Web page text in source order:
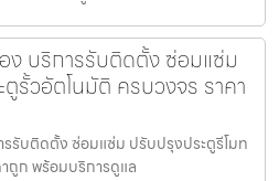
ง บริการรับติดตั้ง ซ่อมแซ่ม
รั้วอัตโนมัติ ครบวงจร ราคา
รับติดตั้ง ซ่อมแซ่ม ปรับปรุงประตูรีโมท
ถูก พร้อมบริการดูแล